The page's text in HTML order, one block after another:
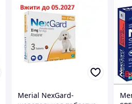
Merial NexGard-